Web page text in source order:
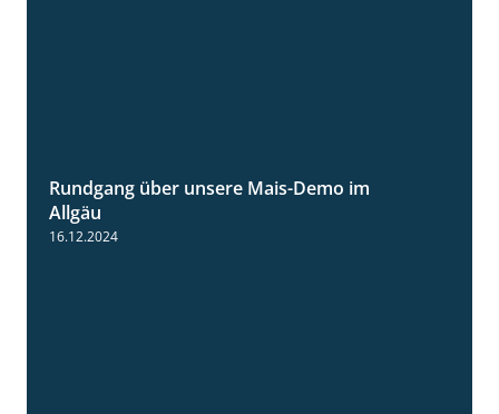
Rundgang über unsere Mais-Demo im
Allgäu
16.12.2024